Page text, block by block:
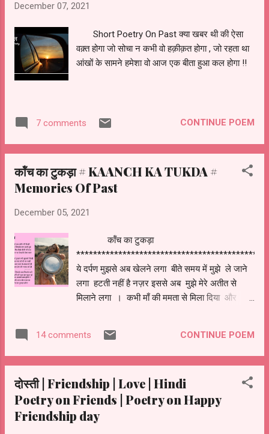
December 07, 2021
Short Poetry On Past क्या खबर थी की ऐसा
वक़्त होगा जो सोचा न कभी वो हक़ीक़त होगा , जो रहता था
आंखों के सामने हमेशा वो आज एक बीता हुआ कल होगा !!
7 comments CONTINUE POEM
कॉंच का टुकड़ा # KAANCH KA TUKDA #
Memories Of Past
December 05, 2021
कॉंच का टुकड़ा
*********************************************
ये दर्पण मुझसे अब खेलने लगा बीते समय में मुझे ले जाने
लगा हटती नहीं है नज़र इससे अब मुझे मेरे अतीत से
मिलाने लगा । कभी माँ की ममता से मिला दिया और
दोस्तो से मिला दिया बिंदास ज़िन्दगी को दिखा दिया। कोई
हसीं खवाब जैसे में देखने लगी फिर न आईना से मेरी
के जिसके संग कस्मे हुई कैसे बीते थे दिन कैसे बीती थी
रात दर्पण भी खुश था देख के ऐसा प्यार। एक सजी हुई
दुल्हन भी मुझको दिखी भूल बाबुल का घर जो पी घर
14 comments CONTINUE POEM
दोस्ती | Friendship | Love | Hindi
Poetry on Friends | Poetry on Happy
Friendship day